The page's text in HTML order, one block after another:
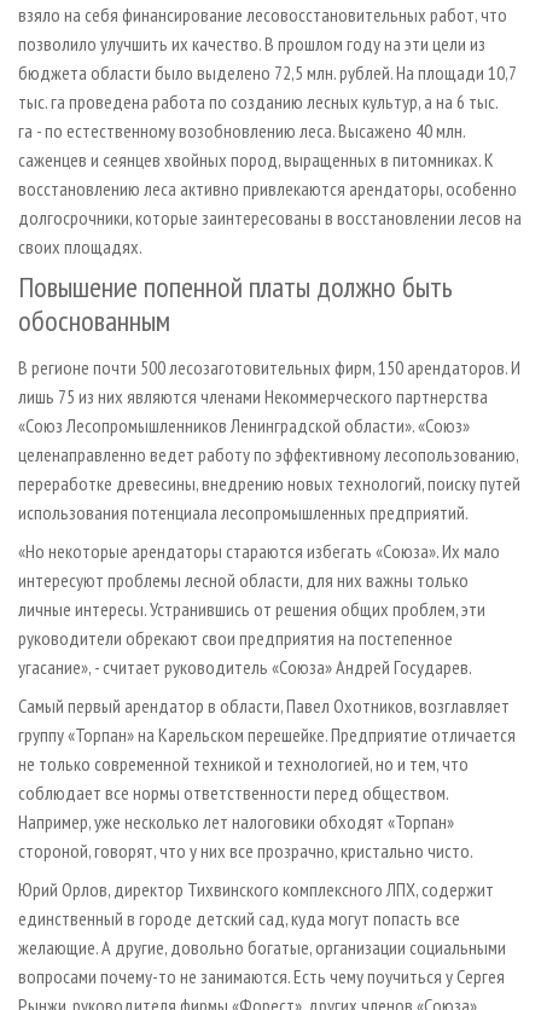
взяло на себя финансирование лесовосстановительных работ, что
позволило улучшить их качество. В прошлом году на эти цели из
бюджета области было выделено 72,5 млн. рублей. На площади 10,7
тыс. га проведена работа по созданию лесных культур, а на 6 тыс.
га - по естественному возобновлению леса. Высажено 40 млн.
саженцев и сеянцев хвойных пород, выращенных в питомниках. К
восстановлению леса активно привлекаются арендаторы, особенно
долгосрочники, которые заинтересованы в восстановлении лесов на
своих площадях.
Повышение попенной платы должно быть
обоснованным
В регионе почти 500 лесозаготовительных фирм, 150 арендаторов. И
лишь 75 из них являются членами Некоммерческого партнерства
«Союз Лесопромышленников Ленинградской области». «Союз»
целенаправленно ведет работу по эффективному лесопользованию,
переработке древесины, внедрению новых технологий, поиску путей
использования потенциала лесопромышленных предприятий.
«Но некоторые арендаторы стараются избегать «Союза». Их мало
интересуют проблемы лесной области, для них важны только
личные интересы. Устранившись от решения общих проблем, эти
руководители обрекают свои предприятия на постепенное
угасание», - считает руководитель «Союза» Андрей Государев.
Самый первый арендатор в области, Павел Охотников, возглавляет
группу «Торпан» на Карельском перешейке. Предприятие отличается
не только современной техникой и технологией, но и тем, что
соблюдает все нормы ответственности перед обществом.
Например, уже несколько лет налоговики обходят «Торпан»
стороной, говорят, что у них все прозрачно, кристально чисто.
Юрий Орлов, директор Тихвинского комплексного ЛПХ, содержит
единственный в городе детский сад, куда могут попасть все
желающие. А другие, довольно богатые, организации социальными
вопросами почему-то не занимаются. Есть чему поучиться у Сергея